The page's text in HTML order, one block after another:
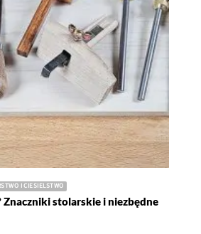
I CIESIELSTWO
stolarskie i niezbędne
sukcesu w stolarstwie. Jeśli linie
cięcia mogą się nie
do siebie pasować. Jak
w odpowiednich narzędziach
ołówek, czy warto sięgnąć po [...]